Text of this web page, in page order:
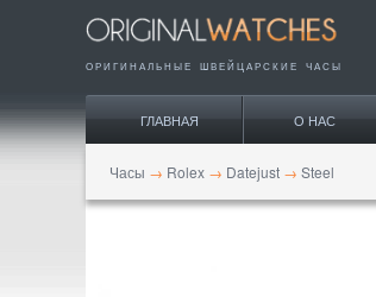
ОРИГИНАЛЬНЫЕ ШВЕЙЦАРСКИЕ ЧАСЫ
ГЛАВНАЯ О НАС
Часы → Rolex → Datejust → Steel